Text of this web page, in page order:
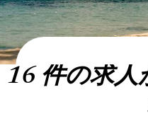
16 件の求人